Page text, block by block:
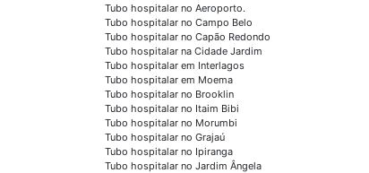
Tubo hospitalar no Aeroporto.
Tubo hospitalar no Campo Belo
Tubo hospitalar no Capão Redondo
Tubo hospitalar na Cidade Jardim
Tubo hospitalar em Interlagos
Tubo hospitalar em Moema
Tubo hospitalar no Brooklin
Tubo hospitalar no Itaim Bibi
Tubo hospitalar no Morumbi
Tubo hospitalar no Grajaú
Tubo hospitalar no Ipiranga
Tubo hospitalar no Jardim Ângela